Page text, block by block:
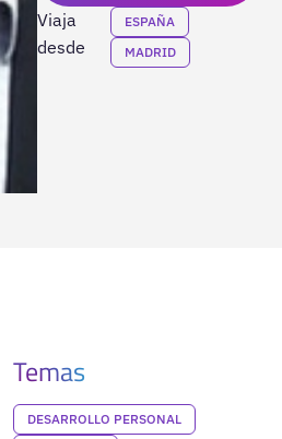
Viaja
desde
ESPAÑA
MADRID
Temas
DESARROLLO PERSONAL